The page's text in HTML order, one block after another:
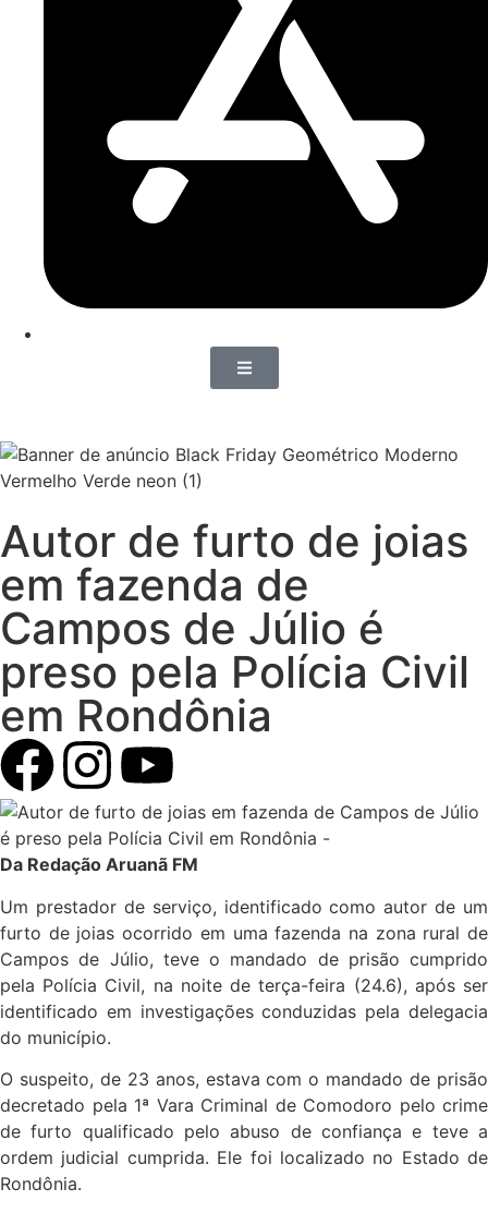
Autor de furto de joias
em fazenda de
Campos de Júlio é
preso pela Polícia Civil
em Rondônia
Da Redação Aruanã FM
Um prestador de serviço, identificado como autor de um
furto de joias ocorrido em uma fazenda na zona rural de
Campos de Júlio, teve o mandado de prisão cumprido
pela Polícia Civil, na noite de terça-feira (24.6), após ser
identificado em investigações conduzidas pela delegacia
do município.
O suspeito, de 23 anos, estava com o mandado de prisão
decretado pela 1ª Vara Criminal de Comodoro pelo crime
de furto qualificado pelo abuso de confiança e teve a
ordem judicial cumprida. Ele foi localizado no Estado de
Rondônia.